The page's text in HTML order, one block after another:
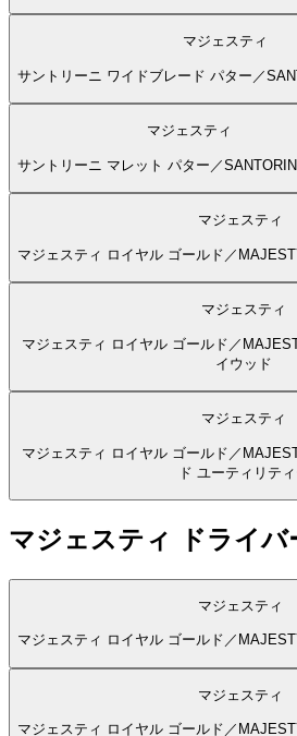
マジェスティ
サントリーニ ワイドブレード パター／
マジェスティ
サントリーニ マレット パター／
マジェスティ
マジェスティ ロイヤル ゴールド／
マジェスティ
マジェスティ ロイヤル ゴールド／
イウッド
マジェスティ
マジェスティ ロイヤル ゴールド／
ド ユーティリテ
マジェスティ ドライバ
マジェスティ
マジェスティ ロイヤル ゴールド／
マジェスティ
マジェスティ ロイヤル ゴールド／